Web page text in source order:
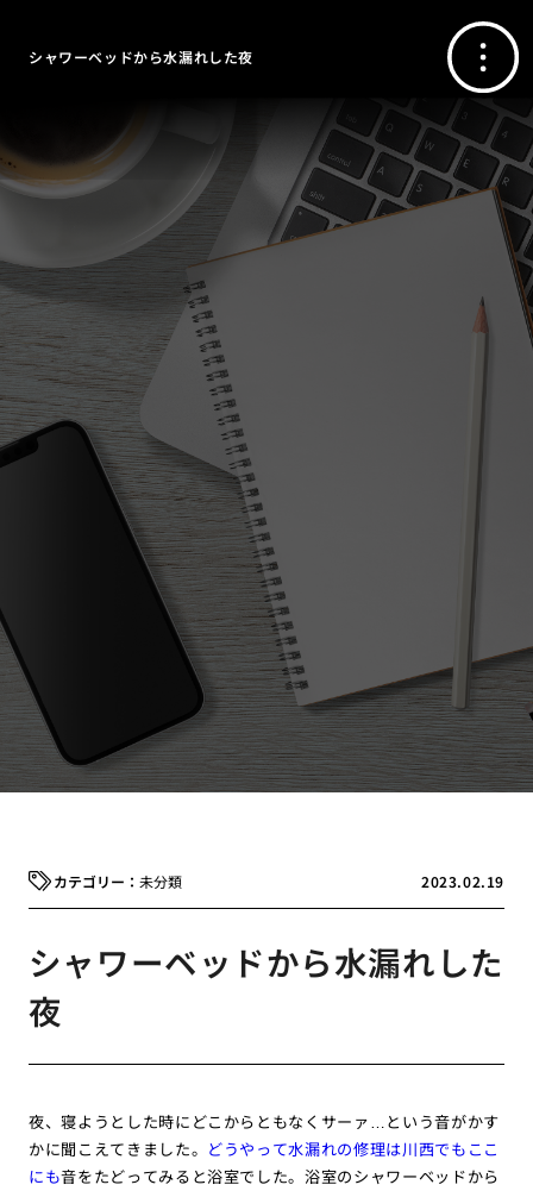
シャワーベッドから水漏れした夜
2023.02.19
未分類
シャワーベッドから水漏れした
夜
夜、寝ようとした時にどこからともなくサーァ…という音がかす
かに聞こえてきました。 どうやって水漏れの修理は川西でもここ
にも音をたどってみると浴室でした。浴室のシャワーベッドから